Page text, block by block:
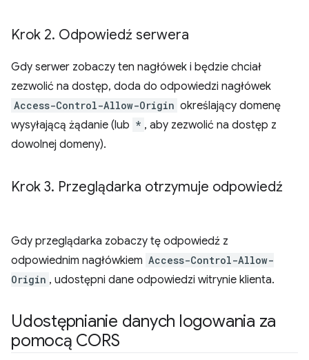
Krok 2. Odpowiedź serwera
Gdy serwer zobaczy ten nagłówek i będzie chciał
zezwolić na dostęp, doda do odpowiedzi nagłówek
Access-Control-Allow-Origin określający domenę
wysyłającą żądanie (lub * , aby zezwolić na dostęp z
dowolnej domeny).
Krok 3. Przeglądarka otrzymuje odpowiedź
Gdy przeglądarka zobaczy tę odpowiedź z
odpowiednim nagłówkiem Access-Control-Allow-
Origin , udostępni dane odpowiedzi witrynie klienta.
Udostępnianie danych logowania za
pomocą CORS